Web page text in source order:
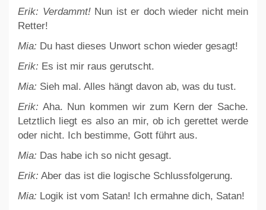
Erik: Verdammt!Nun ist er doch wieder nicht mein
Retter!
Mia: Du hast dieses Unwort schon wieder gesagt!
Erik: Es ist mir raus gerutscht.
Mia: Sieh mal. Alles hängt davon ab, was du tust.
Erik: Aha. Nun kommen wir zum Kern der Sache.
Letztlich liegt es also an mir, ob ich gerettet werde
oder nicht. Ich bestimme, Gott führt aus.
Mia: Das habe ich so nicht gesagt.
Erik: Aber das ist die logische Schlussfolgerung.
Mia: Logik ist vom Satan! Ich ermahne dich, Satan!